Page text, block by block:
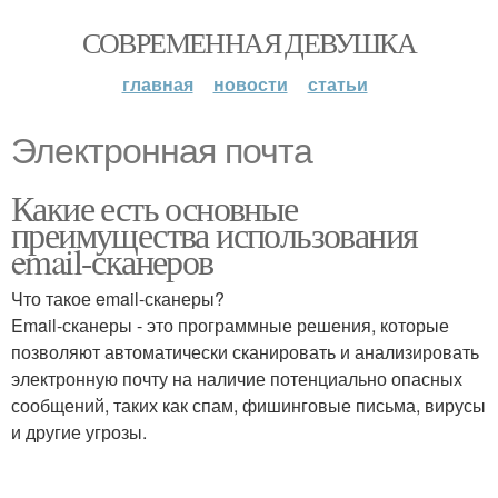
СОВРЕМЕННАЯ ДЕВУШКА
главная новости статьи
Электронная почта
Какие есть основные
преимущества использования
email-сканеров
Что такое email-сканеры?
Email-сканеры - это программные решения, которые
позволяют автоматически сканировать и анализировать
электронную почту на наличие потенциально опасных
сообщений, таких как спам, фишинговые письма, вирусы
и другие угрозы.